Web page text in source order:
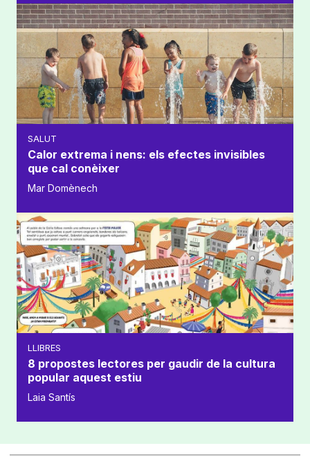
SALUT
Calor extrema i nens: els efectes invisibles
que cal conèixer
Mar Domènech
LLIBRES
8 propostes lectores per gaudir de la cultura
popular aquest estiu
Laia Santís